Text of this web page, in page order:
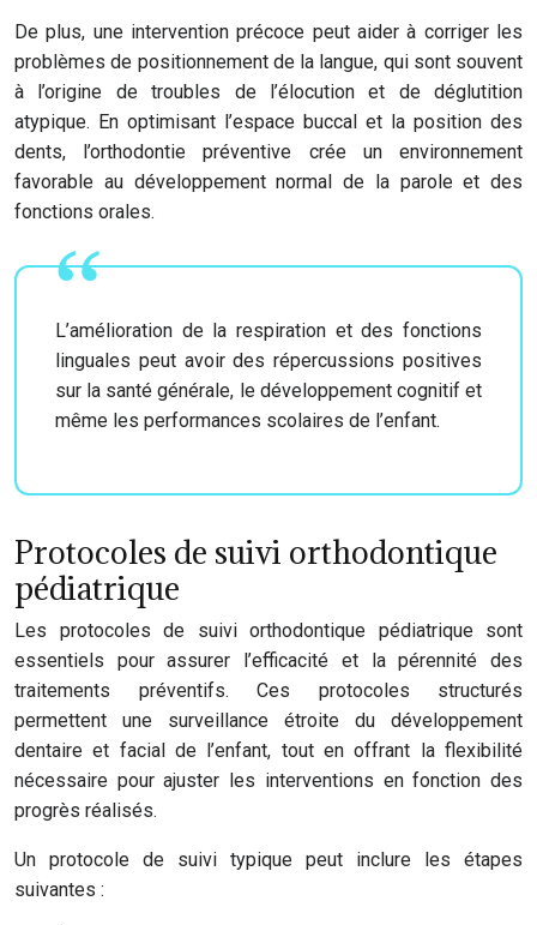
De plus, une intervention précoce peut aider à corriger les
problèmes de positionnement de la langue, qui sont souvent
à l’origine de troubles de l’élocution et de déglutition
atypique. En optimisant l’espace buccal et la position des
dents, l’orthodontie préventive crée un environnement
favorable au développement normal de la parole et des
fonctions orales.
L’amélioration de la respiration et des fonctions
linguales peut avoir des répercussions positives
sur la santé générale, le développement cognitif et
même les performances scolaires de l’enfant.
Protocoles de suivi orthodontique
pédiatrique
Les protocoles de suivi orthodontique pédiatrique sont
essentiels pour assurer l’efficacité et la pérennité des
traitements préventifs. Ces protocoles structurés
permettent une surveillance étroite du développement
dentaire et facial de l’enfant, tout en offrant la flexibilité
nécessaire pour ajuster les interventions en fonction des
progrès réalisés.
Un protocole de suivi typique peut inclure les étapes
suivantes :